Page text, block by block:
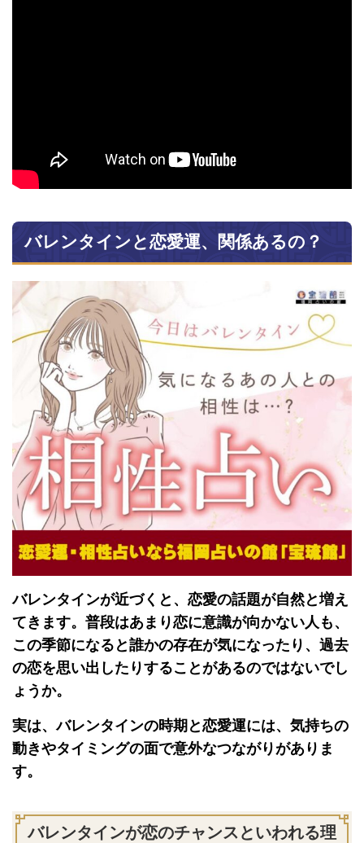
バレンタインと恋愛運、関係あるの？
バレンタインが近づくと、恋愛の話題が自然と増え
てきます。普段はあまり恋に意識が向かない人も、
この季節になると誰かの存在が気になったり、過去
の恋を思い出したりすることがあるのではないでし
ょうか。
実は、バレンタインの時期と恋愛運には、気持ちの
動きやタイミングの面で意外なつながりがありま
す。
バレンタインが恋のチャンスといわれる理